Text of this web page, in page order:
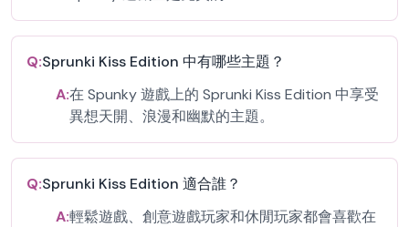
Q:Sprunki Kiss Edition 中有哪些主題？
A:在 Spunky 遊戲上的 Sprunki Kiss Edition 中享受
異想天開、浪漫和幽默的主題。
Q:Sprunki Kiss Edition 適合誰？
A:輕鬆遊戲、創意遊戲玩家和休閒玩家都會喜歡在